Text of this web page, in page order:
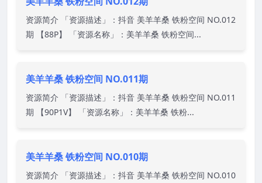
资源简介 「资源描述」：抖音 美羊羊桑 铁粉空间 NO.012
期 【88P】 「资源名称」：美羊羊桑 铁粉空间...
美羊羊桑 铁粉空间 NO.011期
资源简介 「资源描述」：抖音 美羊羊桑 铁粉空间 NO.011
期 【90P1V】 「资源名称」：美羊羊桑 铁粉...
美羊羊桑 铁粉空间 NO.010期
资源简介 「资源描述」：抖音 美羊羊桑 铁粉空间 NO.010